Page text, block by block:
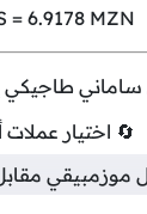
=6.9178MZN
طاجيكي
🔄 اختيار